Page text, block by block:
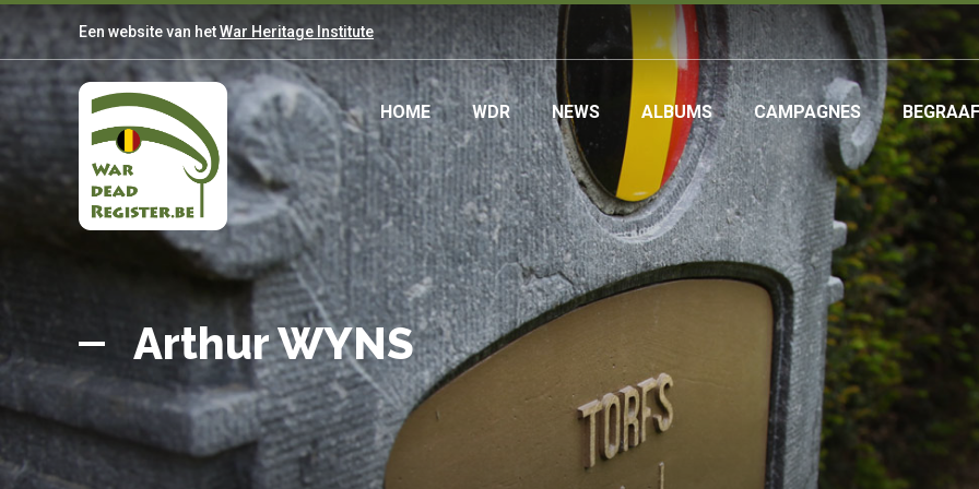
Overslaan
en
naar
de
inhoud
Een website van hetWar Heritage Institute
Belgian
War
Dead
Register
Main
navigation
HOME WDR NEWS ALBUMS CAMPAGNES
Arthur WYNS